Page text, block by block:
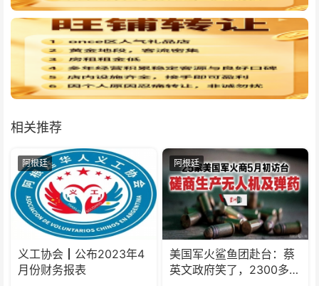
相关推荐
阿根廷
义工协会┃公布2023年4
月份财务报表
阿根廷
美国军火鲨鱼团赴台：蔡
英文政府笑了，2300多万